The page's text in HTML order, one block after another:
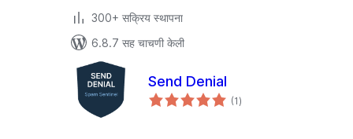
300+ सक्रिय स्थापना
6.8.7 सह चाचणी केली
Send Denial
(1एकूण
मूल्यांकन
)